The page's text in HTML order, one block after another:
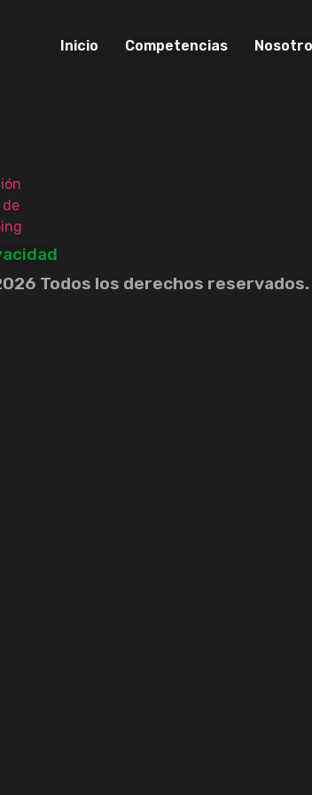
Inicio Competencias
Todos los derechos reservados.